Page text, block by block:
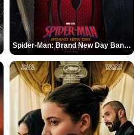
Spider-Man: Brand New Day Bande-annonce VO STFR